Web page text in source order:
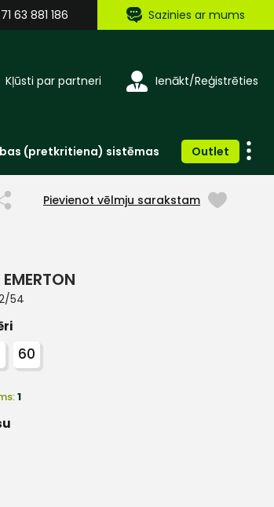
63 881 186 Sazinies ar mums
Kļūsti par partneri Ienākt/Reģistrēties
(pretkritiena) sistēmas Outlet
Pievienot vēlmju sarakstam
54
60
1